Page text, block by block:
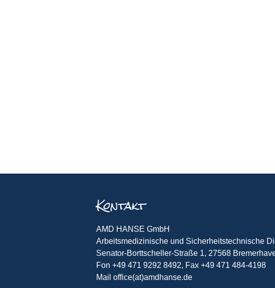
Kontakt
AMD HANSE GmbH
Arbeitsmedizinische und Sicherheitstechnische
Senator-Borttscheller-Straße 1, 27568
Fon +49 471 9292 8492, Fax +49 471 484-4198
Mail office(at)amdhanse.de